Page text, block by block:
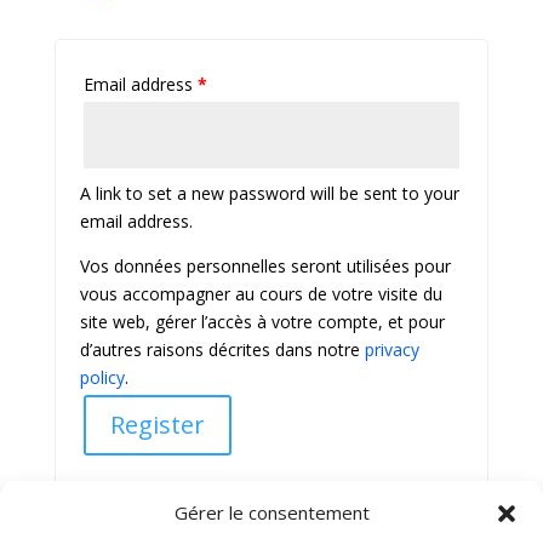
Gérer le consentement
Email address *
A link to set a new password will be sent to your
email address.
Vos données personnelles seront utilisées pour
vous accompagner au cours de votre visite du
site web, gérer l’accès à votre compte, et pour
d’autres raisons décrites dans notre privacy
policy.
Register